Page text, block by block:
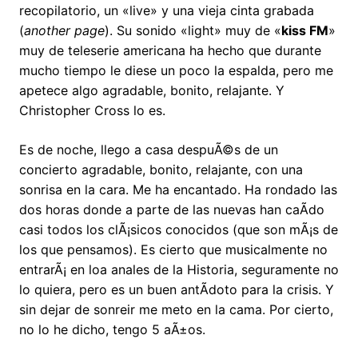
recopilatorio, un «live» y una vieja cinta grabada
(another page). Su sonido «light» muy de «kiss FM»
muy de teleserie americana ha hecho que durante
mucho tiempo le diese un poco la espalda, pero me
apetece algo agradable, bonito, relajante. Y
Christopher Cross lo es.
Es de noche, llego a casa despuÃ©s de un
concierto agradable, bonito, relajante, con una
sonrisa en la cara. Me ha encantado. Ha rondado las
dos horas donde a parte de las nuevas han caÃ­do
casi todos los clÃ¡sicos conocidos (que son mÃ¡s de
los que pensamos). Es cierto que musicalmente no
entrarÃ¡ en loa anales de la Historia, seguramente no
lo quiera, pero es un buen antÃ­doto para la crisis. Y
sin dejar de sonreir me meto en la cama. Por cierto,
no lo he dicho, tengo 5 aÃ±os.